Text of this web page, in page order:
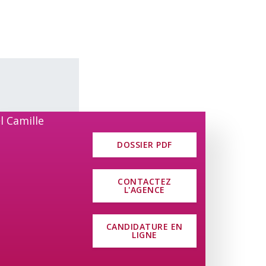
commune viennent compléter le tout
vous faciliter la vie et vous permettre
niveau des commerces, vous
DOSSIER PDF
CONTACTEZ
L'AGENCE
CANDIDATURE EN
LIGNE